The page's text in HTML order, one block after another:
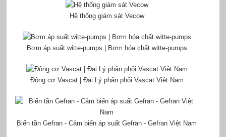
Hệ thống giám sát Vecow
Bơm áp suất witte-pumps | Bơm hóa chất witte-pumps
Động cơ Vascat | Đại Lý phân phối Vascat Việt Nam
Biến tần Gefran - Cảm biến áp suất Gefran - Gefran Việt Nam